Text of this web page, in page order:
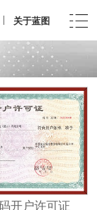
关于蓝图
开户许可证